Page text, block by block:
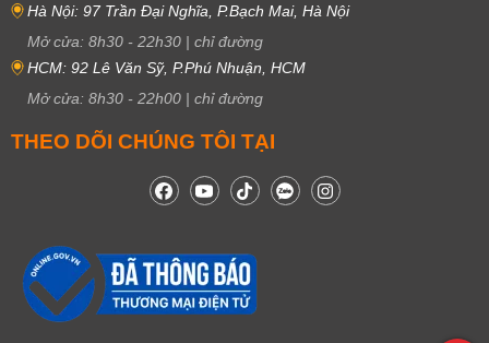
Hà Nội: 97 Trần Đại Nghĩa, P.Bạch Mai, Hà Nội
Mở cửa: 8h30 - 22h30 | chỉ đường
HCM: 92 Lê Văn Sỹ, P.Phú Nhuận, HCM
Mở cửa: 8h30 - 22h00 | chỉ đường
THEO DÕI CHÚNG TÔI TẠI